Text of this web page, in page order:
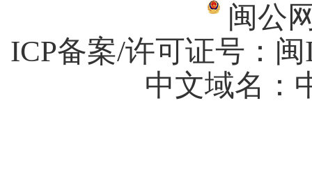
闽公
ICP备案/许可证号： 闽
中文域名：